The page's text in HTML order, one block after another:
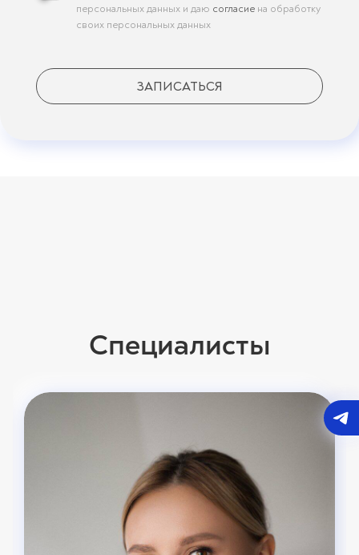
персональных данных и даю согласие на обработку
своих персональных данных
ЗАПИСАТЬСЯ
Специалисты